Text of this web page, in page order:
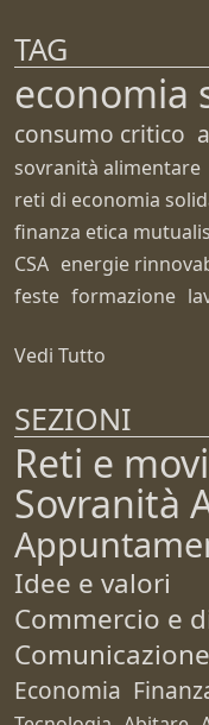
TAG
economia
consumo critico
sovranità alimentare
reti di economia
finanza etica
CSA energie
feste formazione
Vedi Tutto
SEZIONI
Reti e
Sovranità
Idee e valori
Commercio e
Comunicazione
Economia